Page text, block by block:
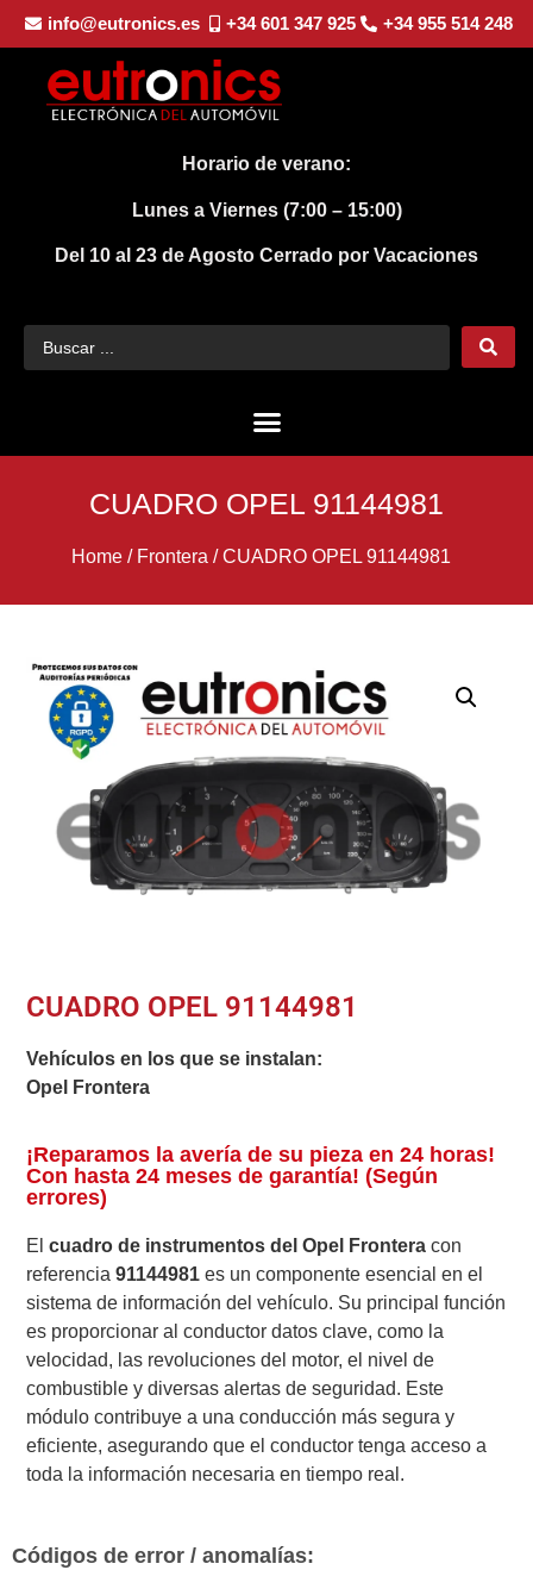
info@eutronics.es +34 601 347 925 +34 955 514 248
Horario de verano:
Lunes a Viernes (7:00 – 15:00)
Del 10 al 23 de Agosto Cerrado por Vacaciones
CUADRO OPEL 91144981
Home / Frontera /CUADRO OPEL 91144981
CUADRO OPEL 91144981
Vehículos en los que se instalan:
Opel Frontera
¡Reparamos la avería de su pieza en 24 horas!
Con hasta 24 meses de garantía! (Según
errores)
Elcuadro de instrumentos del Opel Fronteracon
referencia91144981 es un componente esencial en el
sistema de información del vehículo. Su principal función
es proporcionar al conductor datos clave, como la
velocidad, las revoluciones del motor, el nivel de
combustible y diversas alertas de seguridad. Este
módulo contribuye a una conducción más segura y
eficiente, asegurando que el conductor tenga acceso a
toda la información necesaria en tiempo real.
Códigos de error / anomalías: